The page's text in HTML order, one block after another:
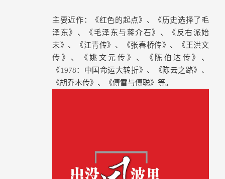
主要近作：《红色的起点》、《历史选择了毛
泽东》、《毛泽东与蒋介石》、《反右派始
末》、《江青传》、《张春桥传》、《王洪文
传》、《姚文元传》、《陈伯达传》、
《1978：中国命运大转折》、《陈云之路》、
《胡乔木传》、《傅雷与傅聪》等。